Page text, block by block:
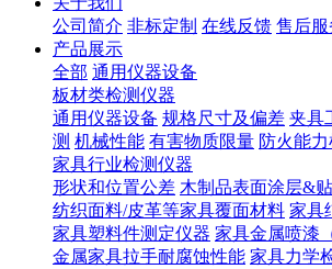
公司简介 非标定制 在线反馈 售后服
产品展示
全部 通用仪器设备
板材类检测仪器
通用仪器设备 规格尺寸及偏差 夹具
测 机械性能 有害物质限量 防火能力
家具行业检测仪器
形状和位置公差 木制品表面涂层&
纺织面料/皮革等家具覆面材料 家具
家具塑料件测定仪器 家具金属喷漆
金属家具拉手耐腐蚀性能 家具力学